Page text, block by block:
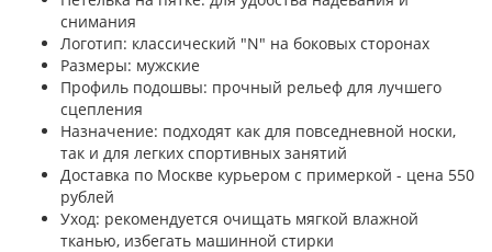
снимания
Логотип: классический "N" на боковых сторонах
Размеры: мужские
Профиль подошвы: прочный рельеф для лучшего
сцепления
Назначение: подходят как для повседневной носки,
так и для легких спортивных занятий
Доставка по Москве курьером с примеркой - цена 550
рублей
Уход: рекомендуется очищать мягкой влажной
тканью, избегать машинной стирки